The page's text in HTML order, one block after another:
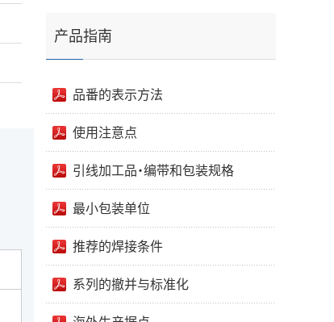
产品指南
品番的表示方法
使用注意点
引线加工品・编带和包装规格
最小包装单位
推荐的焊接条件
系列的撤并与标准化